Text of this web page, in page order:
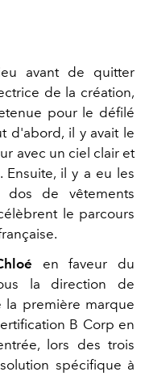
avant de quitter
de la création,
pour le défilé
d'abord, il y avait le
avec un ciel clair et
Ensuite, il y a eu les
de vêtements
le parcours
en faveur du
la direction de
la première marque
B Corp en
lors des trois
spécifique à